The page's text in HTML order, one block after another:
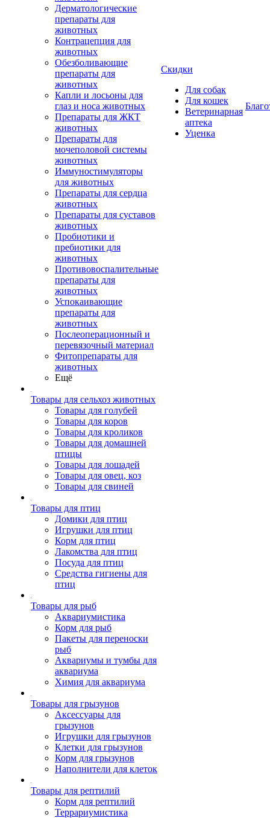
Дерматологические
препараты для
животных
Контрацепция для
животных
Обезболивающие
препараты для
животных
Капли и лосьоны для
глаз и носа животных
Препараты для ЖКТ
животных
Препараты для
мочеполовой системы
животных
Иммуностимуляторы
для животных
Препараты для сердца
животных
Препараты для суставов
животных
Пробиотики и
пребиотики для
животных
Противовоспалительные
препараты для
животных
Успокаивающие
препараты для
животных
Послеоперационный и
перевязочный материал
Фитопрепараты для
животных
Ещё
Товары для сельхоз животных
Товары для голубей
Товары для коров
Товары для кроликов
Товары для домашней
птицы
Товары для лошадей
Товары для овец, коз
Товары для свиней
Товары для птиц
Домики для птиц
Игрушки для птиц
Корм для птиц
Лакомства для птиц
Посуда для птиц
Средства гигиены для
птиц
Товары для рыб
Аквариумистика
Корм для рыб
Пакеты для переноски
рыб
Аквариумы и тумбы для
аквариума
Химия для аквариума
Товары для грызунов
Аксессуары для
грызунов
Игрушки для грызунов
Клетки для грызунов
Корм для грызунов
Наполнители для клеток
Товары для рептилий
Корм для рептилий
Террариумистика
Скидки
Для собак
Для кошек
Ветеринарная
аптека
Уценка